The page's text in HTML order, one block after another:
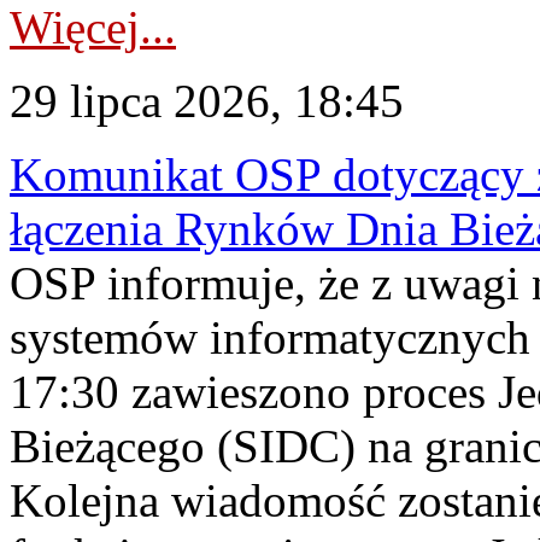
Więcej...
29 lipca 2026, 18:45
Komunikat OSP dotyczący
łączenia Rynków Dnia
OSP informuje, że z uwagi
systemów
17:30 zawieszono proces
Bieżącego (SIDC) na
Kolejna wiadomość